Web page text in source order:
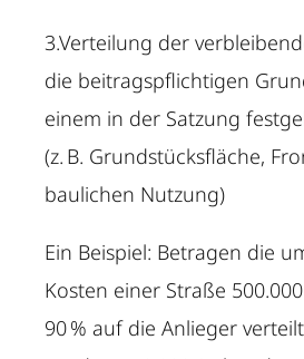
3.Verteilung der
die beitragspflichtigen
einem in der Satzung
(z. B. Grundstücksfläche,
baulichen Nutzung)
Ein Beispiel: Betragen die
Kosten einer Straße
90 % auf die Anlieger